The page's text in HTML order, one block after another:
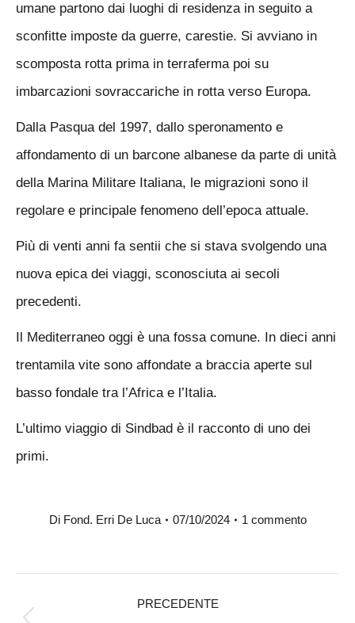
umane partono dai luoghi di residenza in seguito a
sconfitte imposte da guerre, carestie. Si avviano in
scomposta rotta prima in terraferma poi su
imbarcazioni sovraccariche in rotta verso Europa.
Dalla Pasqua del 1997, dallo speronamento e
affondamento di un barcone albanese da parte di unità
della Marina Militare Italiana, le migrazioni sono il
regolare e principale fenomeno dell’epoca attuale.
Più di venti anni fa sentii che si stava svolgendo una
nuova epica dei viaggi, sconosciuta ai secoli
precedenti.
Il Mediterraneo oggi è una fossa comune. In dieci anni
trentamila vite sono affondate a braccia aperte sul
basso fondale tra l’Africa e l’Italia.
L’ultimo viaggio di Sindbad è il racconto di uno dei
primi.
Di Fond. Erri De Luca 07/10/2024 1 commento
PRECEDENTE